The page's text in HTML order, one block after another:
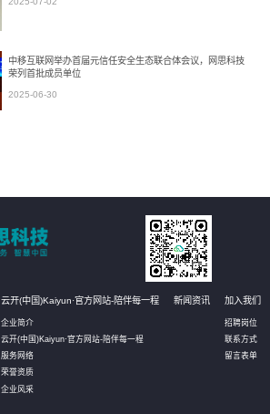
中移互联网举办首届元信任安全生态联合体会议，网思科技
荣列首批成员单位
2025-06-30
云开(中国)Kaiyun·官方网站-陪伴每一程
企业简介
云开(中国)Kaiyun·官方网站-陪伴每一程
服务网络
荣誉资质
企业风采
新闻资讯 加入我们
招聘岗位
联系方式
留言表单